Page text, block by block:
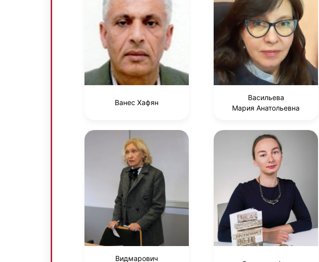
Ванес Хафян
Васильева
Мария Анатольевна
Видмарович